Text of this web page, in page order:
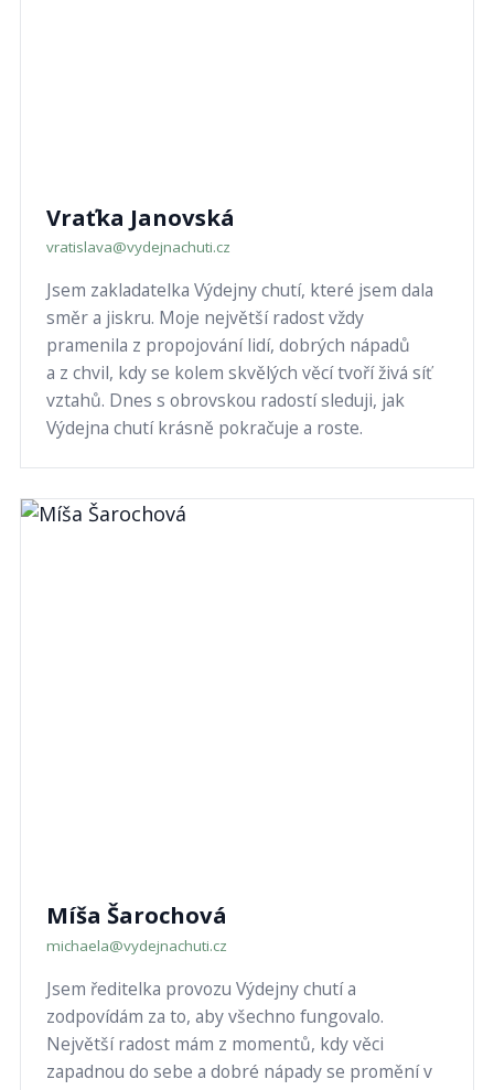
Vraťka Janovská
vratislava@vydejnachuti.cz
Jsem zakladatelka Výdejny chutí, které jsem dala
směr a jiskru. Moje největší radost vždy
pramenila z propojování lidí, dobrých nápadů
a z chvil, kdy se kolem skvělých věcí tvoří živá síť
vztahů. Dnes s obrovskou radostí sleduji, jak
Výdejna chutí krásně pokračuje a roste.
Míša Šarochová
michaela@vydejnachuti.cz
Jsem ředitelka provozu Výdejny chutí a
zodpovídám za to, aby všechno fungovalo.
Největší radost mám z momentů, kdy věci
zapadnou do sebe a dobré nápady se promění v